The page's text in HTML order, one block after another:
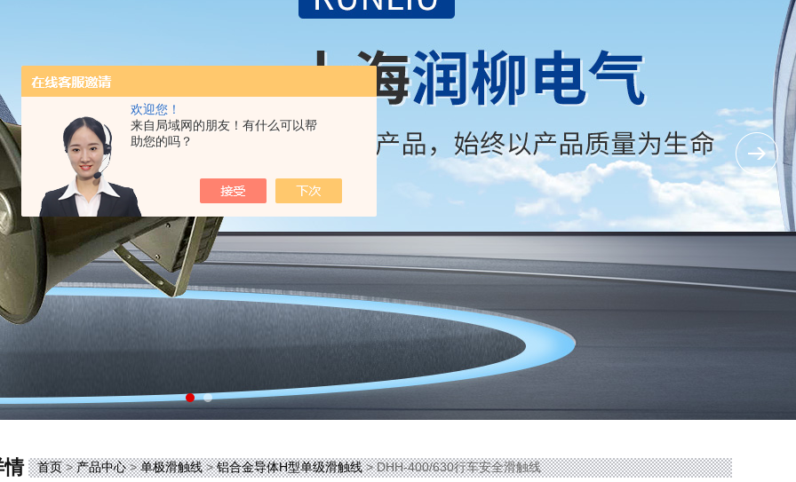
欢迎您！
来自局域网的朋友！有什么可以帮
助您的吗？
情 首页>产品中心>单极滑触线>铝合金导体H型单级滑触线> DHH-400/630行车安全滑触线